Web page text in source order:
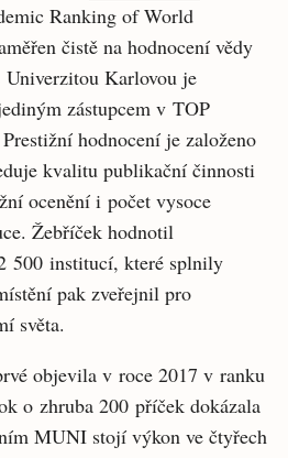
Ranking of World
čistě na hodnocení vědy
Univerzitou Karlovou je
zástupcem v TOP
hodnocení je založeno
kvalitu publikační činnosti
ocenění i počet vysoce
Žebříček hodnotil
500 institucí, které splnily
pak zveřejnil pro
světa.
objevila v roce 2017 v ranku
o zhruba 200 příček dokázala
MUNI stojí výkon ve čtyřech